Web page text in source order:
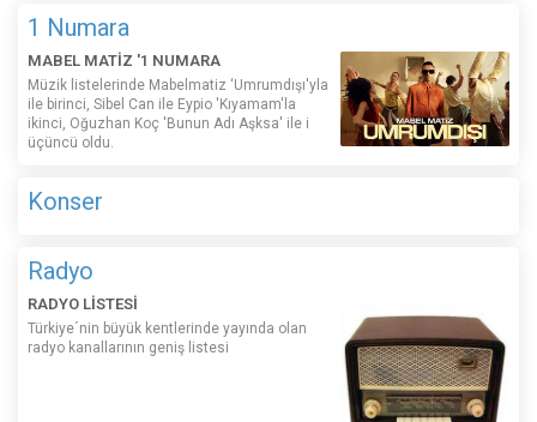
1 Numara
MABEL MATİZ '1 NUMARA
Müzik listelerinde Mabelmatiz ‘Umrumdışı'yla
ile birinci, Sibel Can ile Eypio 'Kıyamam'la
ikinci, Oğuzhan Koç 'Bunun Adı Aşksa' ile i
üçüncü oldu.
Konser
Radyo
RADYO LİSTESİ
Türkiye´nin büyük kentlerinde yayında olan
radyo kanallarının geniş listesi